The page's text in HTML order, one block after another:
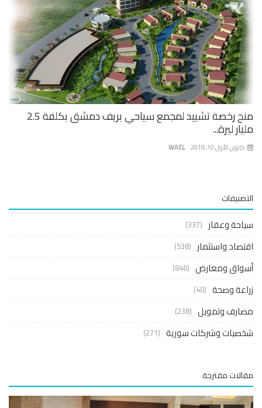
منح رخصة تشييد لمجمع سياحي بريف دمشق بكلفة 2.5
ليرة...
WAEL الأول 10, 2018
وعقار (337)
واستثمار (538)
ومعارض (846)
وصحة (40)
وتمويل (238)
وشركات سورية (271)
مقترحة